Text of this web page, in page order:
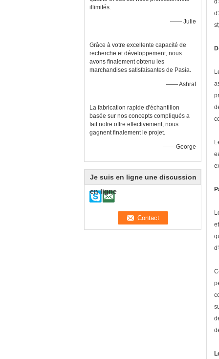
illimités.
—— Julie
Grâce à votre excellente capacité de
recherche et développement, nous
avons finalement obtenu les
marchandises satisfaisantes de Pasia.
—— Ashraf
La fabrication rapide d'échantillon
basée sur nos concepts compliqués a
fait notre offre effectivement, nous
gagnent finalement le projet.
—— George
Je suis en ligne une discussion
en ligne